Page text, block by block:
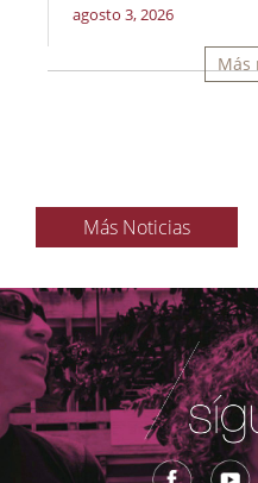
agosto 3, 2026
Más
Más Noticias